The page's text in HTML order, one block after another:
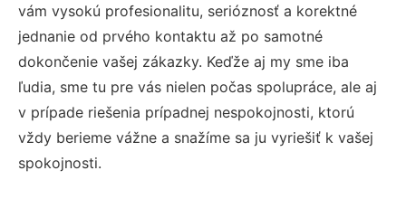
vám vysokú profesionalitu, serióznosť a korektné
jednanie od prvého kontaktu až po samotné
dokončenie vašej zákazky. Keďže aj my sme iba
ľudia, sme tu pre vás nielen počas spolupráce, ale aj
v prípade riešenia prípadnej nespokojnosti, ktorú
vždy berieme vážne a snažíme sa ju vyriešiť k vašej
spokojnosti.